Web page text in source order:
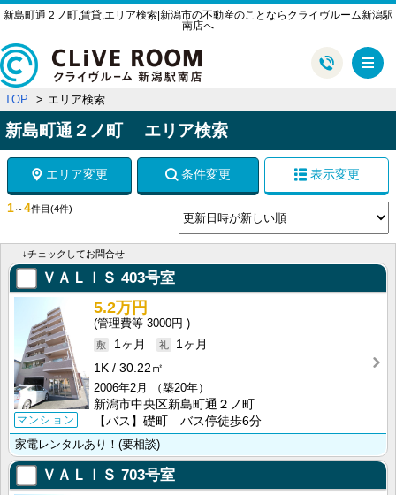
新島町通２ノ町,賃貸,エリア検索|新潟市の不動産のことならクライヴルーム新潟駅
南店へ
TOP エリア検索
新島町通２ノ町 エリア検索
エリア変更 条件変更 表示変更
1～4件目 (4件)
↓チェックしてお問合せ
ＶＡＬＩＳ 403号室
マンション
5.2万円
3000円
1ヶ月
1ヶ月
1K
30.22㎡
2006年2月
（築20年）
新潟市中央区新島町通２ノ町
【バス】礎町 バス停徒歩6分
家電レンタルあり！(要相談)
ＶＡＬＩＳ 703号室